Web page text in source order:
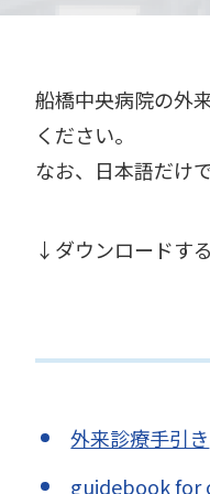
船橋中央病院の外
ください。
なお、日本語だけ
↓ダウンロードす
外来診療手引き
guidebook